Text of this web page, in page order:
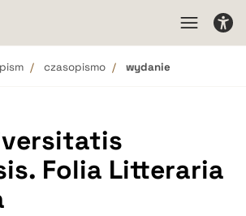
czasopismo wydanie
Folia Litteraria